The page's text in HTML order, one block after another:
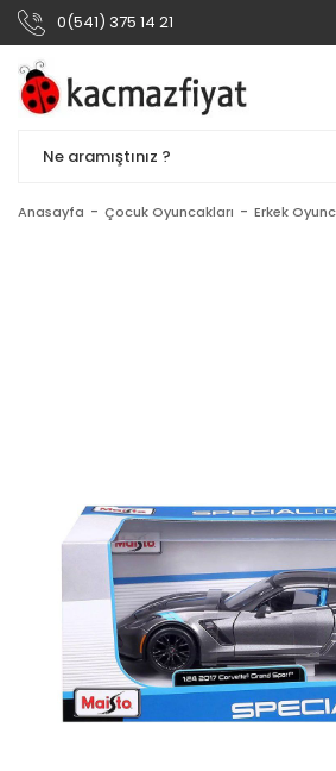
0(541) 375 14 21
Anasayfa Çocuk Oyuncakları Erkek